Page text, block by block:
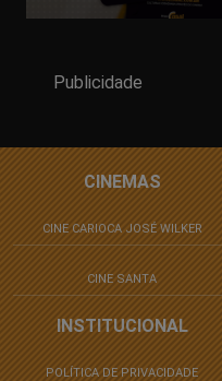
Publicidade
CINEMAS
CINE CARIOCA JOSÉ WILKER
CINE SANTA
INSTITUCIONAL
POLÍTICA DE PRIVACIDADE